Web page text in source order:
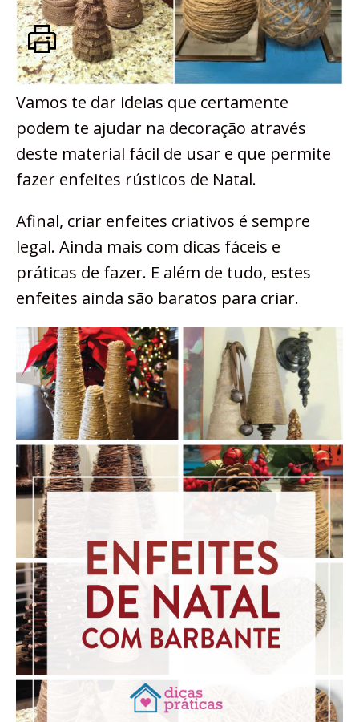
Vamos te dar ideias que certamente
podem te ajudar na decoração através
deste material fácil de usar e que permite
fazer enfeites rústicos de Natal.
Afinal, criar enfeites criativos é sempre
legal. Ainda mais com dicas fáceis e
práticas de fazer. E além de tudo, estes
enfeites ainda são baratos para criar.